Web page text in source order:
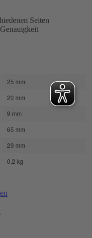
Seiten
25 mm
20 mm
9 mm
65 mm
29 mm
0,2 kg